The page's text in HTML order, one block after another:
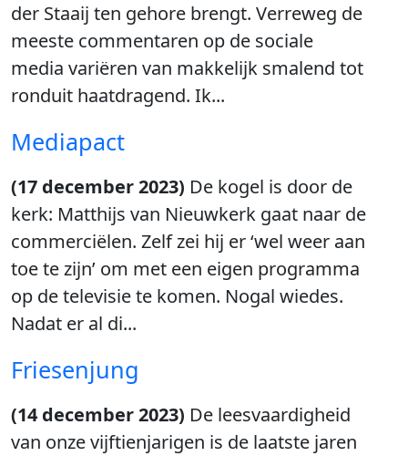
der Staaij ten gehore brengt. Verreweg de
meeste commentaren op de sociale
media variëren van makkelijk smalend tot
ronduit haatdragend. Ik...
Mediapact
(17 december 2023) De kogel is door de
kerk: Matthijs van Nieuwkerk gaat naar de
commerciëlen. Zelf zei hij er ‘wel weer aan
toe te zijn’ om met een eigen programma
op de televisie te komen. Nogal wiedes.
Nadat er al di...
Friesenjung
(14 december 2023) De leesvaardigheid
van onze vijftienjarigen is de laatste jaren